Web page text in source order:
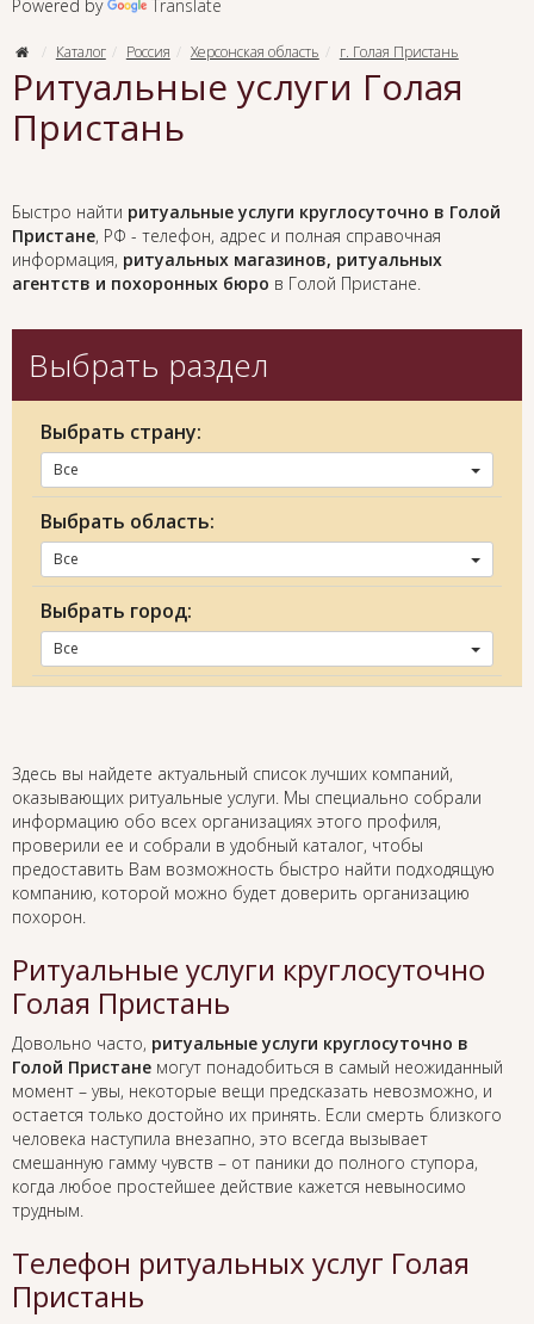
Powered by Translate
Каталог Россия Херсонская область г. Голая Пристань
Ритуальные услуги Голая
Пристань
Быстро найти ритуальные услуги круглосуточно в Голой
Пристане, РФ - телефон, адрес и полная справочная
информация, ритуальных магазинов, ритуальных
агентств и похоронных бюро в Голой Пристане.
Выбрать раздел
Выбрать страну:
Все
Выбрать область:
Все
Выбрать город:
Все
Здесь вы найдете актуальный список лучших компаний,
оказывающих ритуальные услуги. Мы специально собрали
информацию обо всех организациях этого профиля,
проверили ее и собрали в удобный каталог, чтобы
предоставить Вам возможность быстро найти подходящую
компанию, которой можно будет доверить организацию
похорон.
Ритуальные услуги круглосуточно
Голая Пристань
Довольно часто, ритуальные услуги круглосуточно в
Голой Пристане могут понадобиться в самый неожиданный
момент – увы, некоторые вещи предсказать невозможно, и
остается только достойно их принять. Если смерть близкого
человека наступила внезапно, это всегда вызывает
смешанную гамму чувств – от паники до полного ступора,
когда любое простейшее действие кажется невыносимо
трудным.
Телефон ритуальных услуг Голая
Пристань